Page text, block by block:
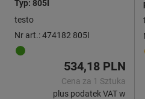
Typ: 805I
testo
Nr art.: 474182 805I
534,18 PLN
Cena za 1 Sztuka
plus podatek VAT w